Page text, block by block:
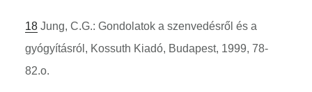
18Jung, C.G.: Gondolatok a szenvedésről és a
gyógyításról, Kossuth Kiadó, Budapest, 1999, 78-
82.o.